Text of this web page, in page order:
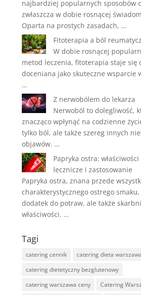
najbardziej popularnych sposobów
zwłaszcza w dobie rosnącej
Oparta na prostych zasadach, …
Fitoterapia a ból
W dobie rosnącej
metod leczenia, fitoterapia staje się
doceniana jako skuteczne wsparcie
…
Z nerwobólem do lekarza
Nerwoból to dolegliwość,
znacząco wpłynąć na codzienne
tylko ból, ale także szereg innych
objawów. …
Papryka ostra:
lecznicze i zastosowanie
Papryka ostra, znana przede
charakterystycznego ostrego
dodatek do potraw, ale także
właściwości. …
Tagi
catering cennik
catering dieta
catering dietetyczny bezglutenowy
catering warszawa ceny
Catering